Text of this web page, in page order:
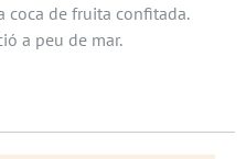
coca de fruita confitada.
a peu de mar.